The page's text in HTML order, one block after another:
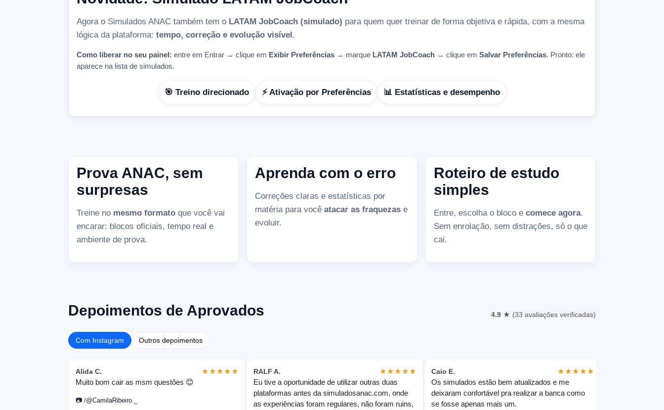
Agora o Simulados ANAC também tem o LATAM JobCoach (simulado) para quem quer treinar de forma objetiva e rápida, com a mesma
lógica da plataforma: tempo, correção e evolução visível.
Como liberar no seu painel: entre em Entrar → clique em Exibir Preferências → marque LATAM JobCoach → clique em Salvar Preferências. Pronto: ele
aparece na lista de simulados.
🎯 Treino direcionado ⚡ Ativação por Preferências 📊 Estatísticas e desempenho
Prova ANAC, sem
surpresas
Treine no mesmo formato que você vai
encarar: blocos oficiais, tempo real e
ambiente de prova.
Aprenda com o erro
Correções claras e estatísticas por
matéria para vocêatacar as fraquezas e
evoluir.
Roteiro de estudo
simples
Entre, escolha o bloco e comece agora.
Sem enrolação, sem distrações, só o que
cai.
Depoimentos de Aprovados 4.9 ★ (33 avaliações verificadas)
Com Instagram Outros depoimentos
Alida C. ★★★★★
Muito bom cair as msm questões 😊
📷 /@CamilaRibeiro._
RALF A. ★★★★★
Eu tive a oportunidade de utilizar outras duas
plataformas antes da simuladosanac.com, onde
as experiências foram regulares, não foram ruins,
Caio E. ★★★★★
Os simulados estão bem atualizados e me
deixaram confortável pra realizar a banca como
se fosse apenas mais um.